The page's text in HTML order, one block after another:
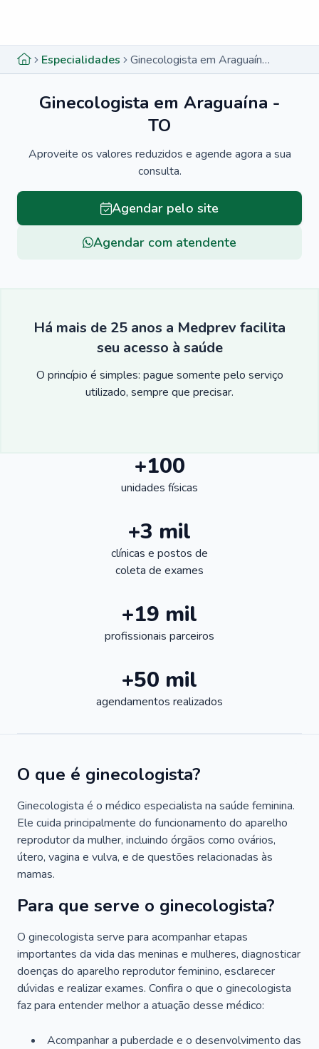
Especialidades Ginecologista em Araguaína - TO
Ginecologista em Araguaína -
TO
Aproveite os valores reduzidos e agende agora a sua
consulta.
Agendar pelo site
Agendar com atendente
Há mais de 25 anos a Medprev facilita
seu acesso à saúde
O princípio é simples: pague somente pelo serviço
utilizado, sempre que precisar.
+100
unidades físicas
+3 mil
clínicas e postos de
coleta de exames
+19 mil
profissionais parceiros
+50 mil
agendamentos realizados
O que é ginecologista?
Ginecologista é o médico especialista na saúde feminina.
Ele cuida principalmente do funcionamento do aparelho
reprodutor da mulher, incluindo órgãos como ovários,
útero, vagina e vulva, e de questões relacionadas às
mamas.
Para que serve o ginecologista?
O ginecologista serve para acompanhar etapas
importantes da vida das meninas e mulheres, diagnosticar
doenças do aparelho reprodutor feminino, esclarecer
dúvidas e realizar exames. Confira o que o ginecologista
faz para entender melhor a atuação desse médico:
Acompanhar a puberdade e o desenvolvimento das